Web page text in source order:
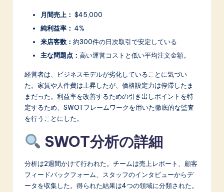
月間売上： $45,000
純利益率： 4%
来店客数： 約300件の日次取引で安定している
主な問題点： 高い運営コストと低い平均注文金額。
経営者は、ビジネスモデルが劣化していることに気づい
た。家賃や人件費は上昇したが、価格設定力は停滞したま
まだった。利益率を改善するための引き出しポイントを特
定するため、SWOTフレームワークを用いた徹底的な監査
を行うことにした。
SWOT分析の詳細
分析は2週間かけて行われた。チームは売上レポート、顧客
フィードバックフォーム、スタッフのインタビューからデ
ータを収集した。得られた結果は4つの領域に分類された。